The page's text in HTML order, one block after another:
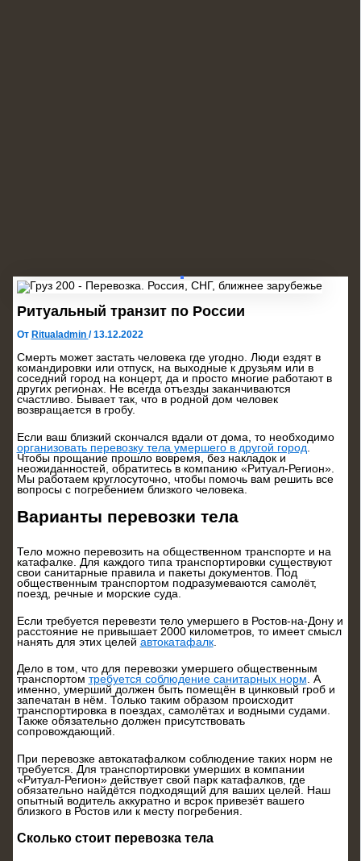
Ритуальный транзит по России
От Ritualadmin /13.12.2022
Смерть может застать человека где угодно. Люди ездят в
командировки или отпуск, на выходные к друзьям или в
соседний город на концерт, да и просто многие работают в
других регионах. Не всегда отъезды заканчиваются
счастливо. Бывает так, что в родной дом человек
возвращается в гробу.
Если ваш близкий скончался вдали от дома, то необходимо
организовать перевозку тела умершего в другой город
Чтобы прощание прошло вовремя, без накладок и
неожиданностей, обратитесь в компанию «Ритуал-Регион».
Мы работаем круглосуточно, чтобы помочь вам решить все
вопросы с погребением близкого человека.
Варианты перевозки тела
Тело можно перевозить на общественном транспорте и на
катафалке. Для каждого типа транспортировки существуют
свои санитарные правила и пакеты документов. Под
общественным транспортом подразумеваются самолёт,
поезд, речные и морские суда.
Если требуется перевезти тело умершего в Ростов-на-Дону и
расстояние не привышает 2000 километров, то имеет смысл
нанять для этих целей автокатафалк.
Дело в том, что для перевозки умершего общественным
транспортом требуется соблюдение санитарных норм. А
именно, умерший должен быть помещён в цинковый гроб и
запечатан в нём. Только таким образом происходит
транспортировка в поездах, самолётах и водными судами.
Также обязательно должен присутствовать
сопровождающий.
При перевозке автокатафалком соблюдение таких норм не
требуется. Для транспортировки умерших в компании
«Ритуал-Регион» действует свой парк катафалков, где
обязательно найдётся подходящий для ваших целей. Наш
опытный водитель аккуратно и всрок привезёт вашего
близкого в Ростов или к месту погребения.
Сколько стоит перевозка тела